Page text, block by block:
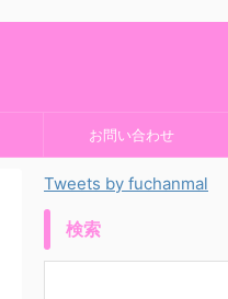
お問い合わせ
Tweets by fuchanmal
検索